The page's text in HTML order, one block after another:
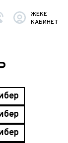
ЖЕКЕ
КАБИНЕТ